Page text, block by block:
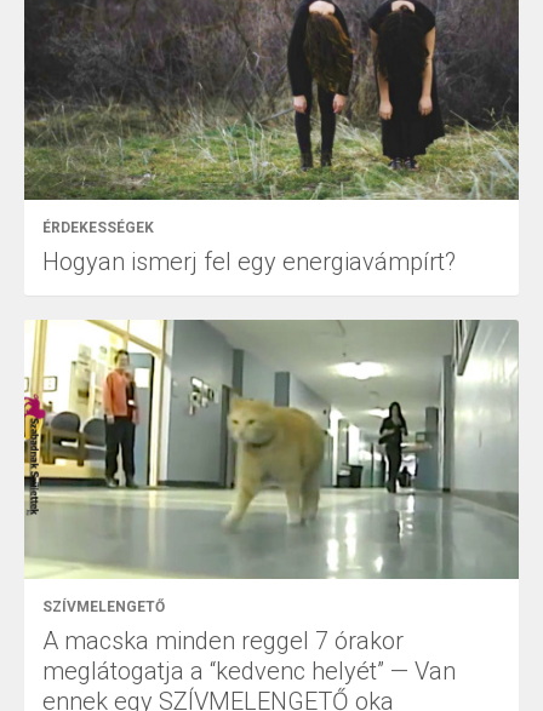
ÉRDEKESSÉGEK
Hogyan ismerj fel egy energiavámpírt?
SZÍVMELENGETŐ
A macska minden reggel 7 órakor
meglátogatja a “kedvenc helyét” — Van
ennek egy SZÍVMELENGETŐ oka